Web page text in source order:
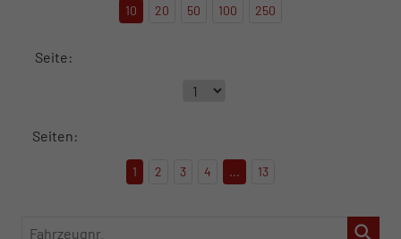
10 20 50 100 250
Seite:
Seiten:
1 2 3 4 ... 13
Fahrzeugnr.